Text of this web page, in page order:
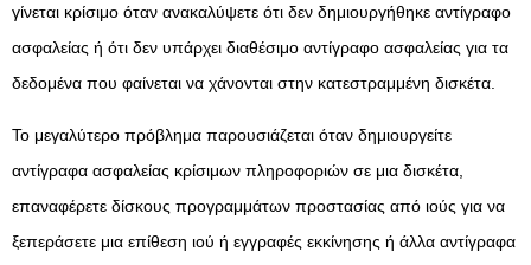
γίνεται κρίσιμο όταν ανακαλύψετε ότι δεν δημιουργήθηκε αντίγραφο
ασφαλείας ή ότι δεν υπάρχει διαθέσιμο αντίγραφο ασφαλείας για τα
δεδομένα που φαίνεται να χάνονται στην κατεστραμμένη δισκέτα.
Το μεγαλύτερο πρόβλημα παρουσιάζεται όταν δημιουργείτε
αντίγραφα ασφαλείας κρίσιμων πληροφοριών σε μια δισκέτα,
επαναφέρετε δίσκους προγραμμάτων προστασίας από ιούς για να
ξεπεράσετε μια επίθεση ιού ή εγγραφές εκκίνησης ή άλλα αντίγραφα